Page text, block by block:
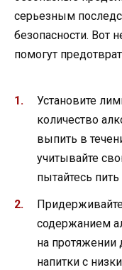
серьезным
безопасности. Вот
помогут
Установите
количество
выпить в
учитывайте
пытайтесь
содержанием
на протяжении
напитки с